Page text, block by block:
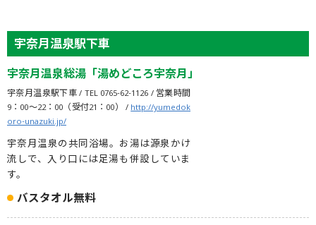
宇奈月温泉駅下車
宇奈月温泉総湯「湯めどころ宇奈月」
宇奈月温泉駅下車 / TEL 0765-62-1126 / 営業時間
9：00～22：00（受付21：00） /http://yumedok
oro-unazuki.jp/
宇奈月温泉の共同浴場。お湯は源泉かけ
流しで、入り口には足湯も併設していま
す。
バスタオル無料